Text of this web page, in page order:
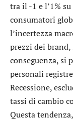
tra il -1 e l’1%
consumatori
l’incertezza
prezzi dei
conseguenza, si
personali
Recessione,
tassi di cambio
Questa